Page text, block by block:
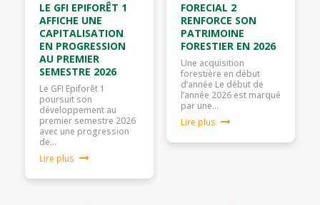
LE GFI EPIFORÊT 1
AFFICHE UNE
CAPITALISATION
EN PROGRESSION
AU PREMIER
SEMESTRE 2026
Le GFI Epiforêt 1
poursuit son
développement au
premier semestre 2026
avec une progression
de…
Lire plus
FORECIAL 2
RENFORCE SON
PATRIMOINE
FORESTIER EN 2026
Une acquisition
forestière en début
d’année Le début de
l’année 2026 est marqué
par une…
Lire plus